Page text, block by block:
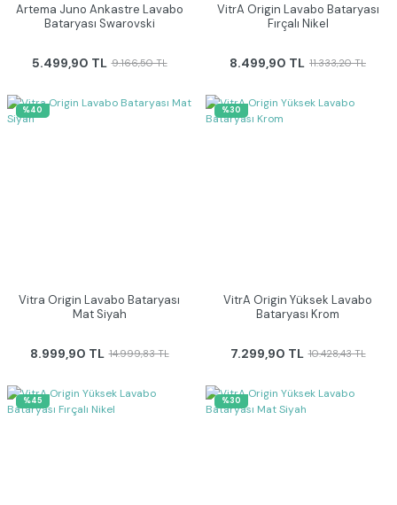
Artema Juno Ankastre Lavabo
Bataryası Swarovski
5.499,90 TL 9.166,50 TL
VitrA Origin Lavabo Bataryası
Fırçalı Nikel
8.499,90 TL 11.333,20 TL
%40
Vitra Origin Lavabo Bataryası
Mat Siyah
8.999,90 TL 14.999,83 TL
%30
VitrA Origin Yüksek Lavabo
Bataryası Krom
7.299,90 TL 10.428,43 TL
%45 %30